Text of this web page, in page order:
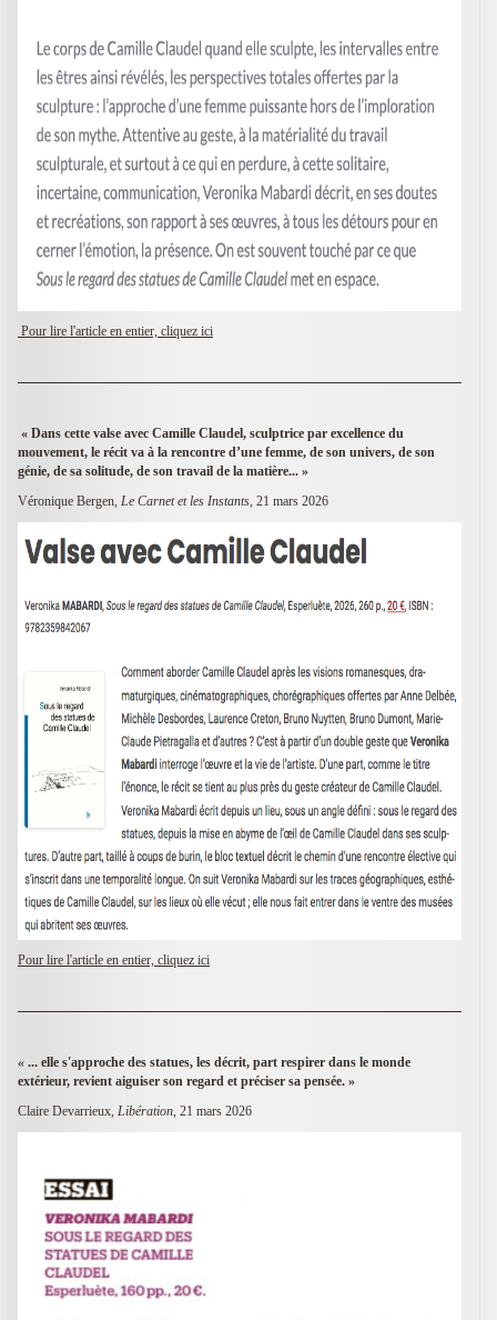
Pour lire l'article en entier, cliquez ici
« Dans cette valse avec Camille Claudel, sculptrice par excellence du
mouvement, le récit va à la rencontre d’une femme, de son univers, de son
génie, de sa solitude, de son travail de la matière... »
Véronique Bergen, Le Carnet et les Instants, 21 mars 2026
Pour lire l'article en entier, cliquez ici
« ... elle s'approche des statues, les décrit, part respirer dans le monde
extérieur, revient aiguiser son regard et préciser sa pensée. »
Claire Devarrieux, Libération, 21 mars 2026